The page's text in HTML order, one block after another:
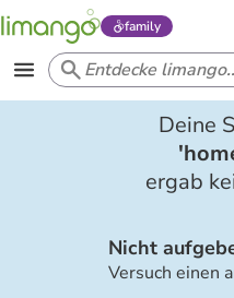
family
Deine
'
ergab
Nicht
Versuch einen